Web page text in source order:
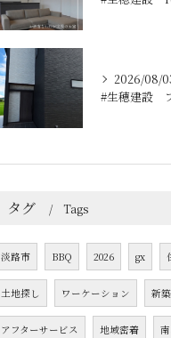
2026/08/
タグ Tags
淡路市 BBQ 2026 gx
土地探し ワーケーション 新
アフターサービス 地域密着